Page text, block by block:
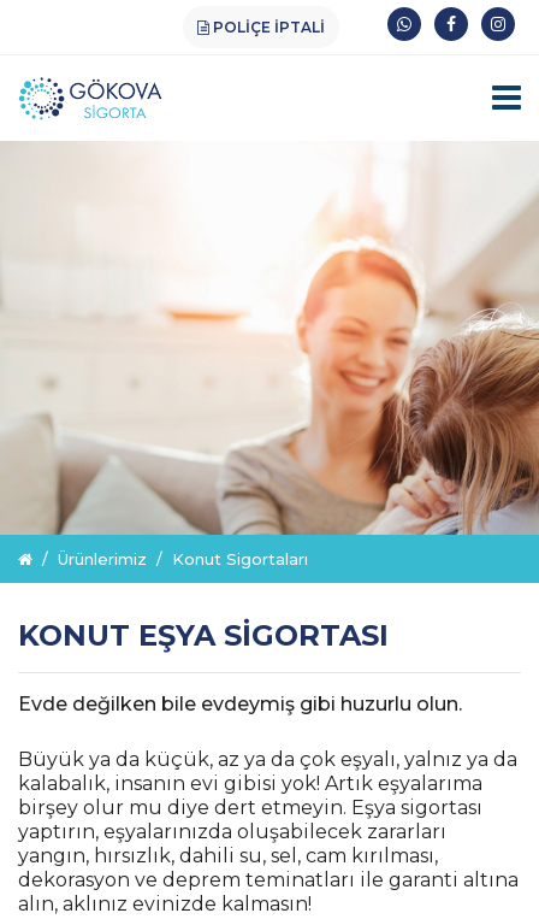
POLIÇE İPTALI
Ürünlerimiz Konut Sigortaları
KONUT EŞYA SIGORTASI
Evde değilken bile evdeymiş gibi huzurlu olun.
Büyük ya da küçük, az ya da çok eşyalı, yalnız ya da
kalabalık, insanın evi gibisi yok! Artık eşyalarıma
birşey olur mu diye dert etmeyin. Eşya sigortası
yaptırın, eşyalarınızda oluşabilecek zararları
yangın, hırsızlık, dahili su, sel, cam kırılması,
dekorasyon ve deprem teminatları ile garanti altına
alın, aklınız evinizde kalmasın!